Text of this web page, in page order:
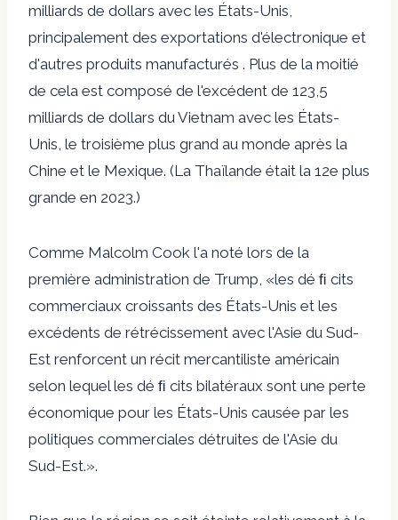
milliards de dollars avec les États-Unis,
principalement des exportations d'électronique et
d'autres produits manufacturés . Plus de la moitié
de cela est composé de l'excédent de 123,5
milliards de dollars du Vietnam avec les États-
Unis, le troisième plus grand au monde après la
Chine et le Mexique. (La Thaïlande était la 12e plus
grande en 2023.)
Comme Malcolm Cook l'a noté lors de la
première administration de Trump, «les dé ﬁ cits
commerciaux croissants des États-Unis et les
excédents de rétrécissement avec l'Asie du Sud-
Est renforcent un récit mercantiliste américain
selon lequel les dé ﬁ cits bilatéraux sont une perte
économique pour les États-Unis causée par les
politiques commerciales détruites de l'Asie du
Sud-Est.».